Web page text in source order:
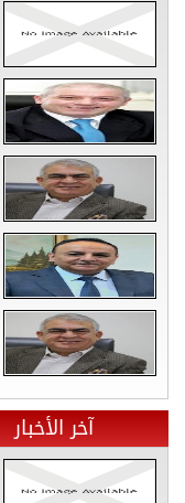
آخر الأخبار